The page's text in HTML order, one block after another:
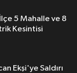
5 Mahalle ve 8
Kesintisi
Ekşi'ye Saldırı